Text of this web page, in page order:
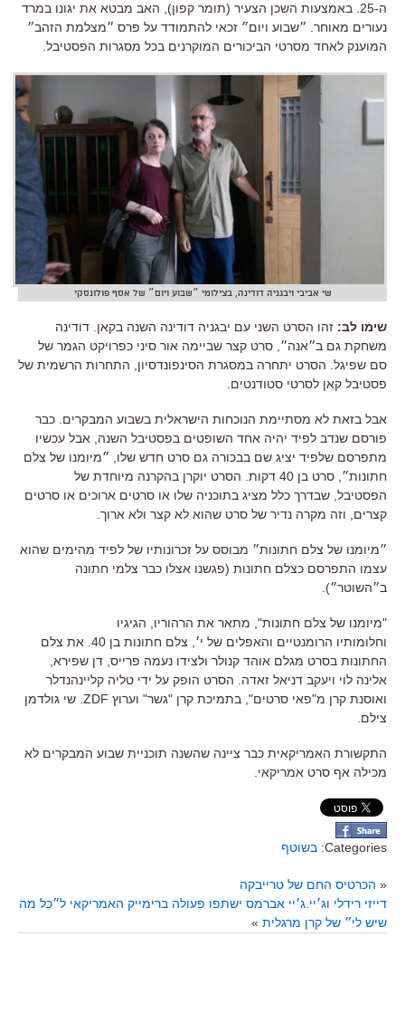
ה-25. באמצעות השכן הצעיר (תומר קפון), האב מבטא את יגונו במרד
נעורים מאוחר. ״שבוע ויום״ זכאי להתמודד על פרס ״מצלמת הזהב״
המוענק לאחד מסרטי הביכורים המוקרנים בכל מסגרות הפסטיבל.
שי אביבי ויבגניה דודינה, בצילומי ״שבוע ויום״ של אסף פולונסקי
שימו לב: זהו הסרט השני עם יבגניה דודינה השנה בקאן. דודינה
משחקת גם ב״אנה״, סרט קצר שביימה אור סיני כפרויקט הגמר של
סם שפיגל. הסרט יתחרה במסגרת הסינפונדסיון, התחרות הרשמית של
פסטיבל קאן לסרטי סטודנטים.
אבל בזאת לא מסתיימת הנוכחות הישראלית בשבוע המבקרים. כבר
פורסם שנדב לפיד יהיה אחד השופטים בפסטיבל השנה, אבל עכשיו
מתפרסם שלפיד יציג שם בבכורה גם סרט חדש שלו, ״מיומנו של צלם
חתונות״, סרט בן 40 דקות. הסרט יוקרן בהקרנה מיוחדת של
הפסטיבל, שבדרך כלל מציג בתוכניה שלו או סרטים ארוכים או סרטים
קצרים, וזה מקרה נדיר של סרט שהוא לא קצר ולא ארוך.
״מיומנו של צלם חתונות״ מבוסס על זכרונותיו של לפיד מהימים שהוא
עצמו התפרסם כצלם חתונות (פגשנו אצלו כבר צלמי חתונה
ב״השוטר״).
"מיומנו של צלם חתונות", מתאר את הרהוריו, הגיגיו
וחלומותיו הרומנטיים והאפלים של י׳, צלם חתונות בן 40. את צלם
החתונות בסרט מגלם אוהד קנולר ולצידו נעמה פרייס, דן שפירא,
אלינה לוי ויעקב דניאל זאדה. הסרט הופק על ידי טליה קליינהנדלר
ואוסנת קרן מ"פאי סרטים", בתמיכת קרן "גשר" וערוץ ZDF. שי גולדמן
צילם.
התקשורת האמריקאית כבר ציינה שהשנה תוכניית שבוע המבקרים לא
מכילה אף סרט אמריקאי.
Categories: בשוטף
« הכרטיס החם של טרייבקה
דייזי רידלי וג׳יי.ג׳יי אברמס ישתפו פעולה ברימייק האמריקאי ל״כל מה
שיש לי״ של קרן מרגלית »